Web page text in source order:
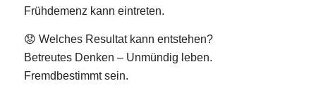
Frühdemenz kann eintreten.
😟 Welches Resultat kann entstehen?
Betreutes Denken – Unmündig leben.
Fremdbestimmt sein.